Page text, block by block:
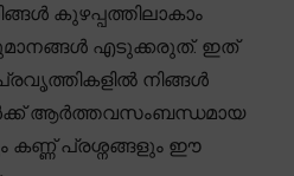
കുഴപ്പത്തിലാകാം
എടുക്കരുത്. ഇത്
നിങ്ങൾ
ആർത്തവസംബന്ധമായ
കണ്ണ് പ്രശ്നങ്ങളും ഈ